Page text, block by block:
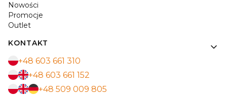
Nowości
Promocje
Outlet
KONTAKT
+48 603 661 310
+48 603 661 152
+48 509 009 805